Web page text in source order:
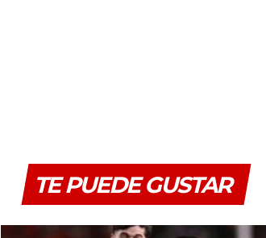
TE PUEDE GUSTAR